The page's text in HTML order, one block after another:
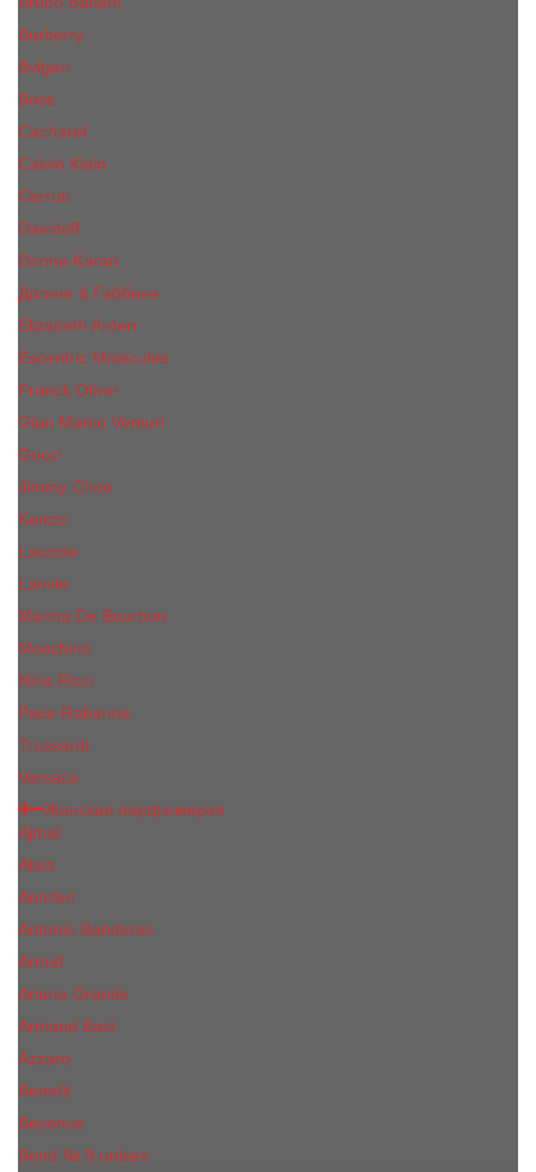
Burberry
Bvlgari
Boss
Cacharel
Calvin Klein
Cerruti
Davidoff
Donna Karan
Дольче & Габбана
Elizabeth Arden
Escentric Molecules
Franck Oliver
Gian Marco Venturi
Gucci
Jimmy Choo
Kenzo
Lacoste
Lanvin
Marina De Bourbon
Moschino
Nina Ricci
Paco Rabanne
Trussardi
Versace
Женская парфюмерия
Ajmal
Alaia
Annifen
Antonio Banderas
Armaf
Ariana Grande
Armand Basi
Azzaro
Benefit
Beyonce
Bond № 9 unisex